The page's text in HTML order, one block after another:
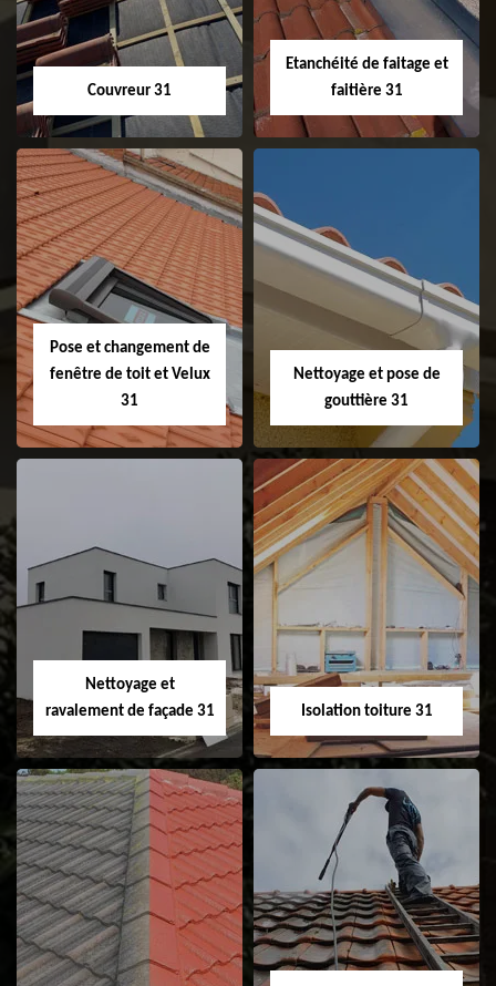
Couvreur 31
Couvreur 31
Etanchéité de faitage et
faitière 31
Etanchéité de
faitage et faitière
31
Pose et changement de
fenêtre de toit et Velux
31
Pose et
changement de
fenêtre de toit et
Velux 31
Nettoyage et pose de
gouttière 31
Nettoyage et pose
Nettoyage et
ravalement de façade 31
Nettoyage et
ravalement de
façade 31
Isolation toiture 31
Isolation toiture 31